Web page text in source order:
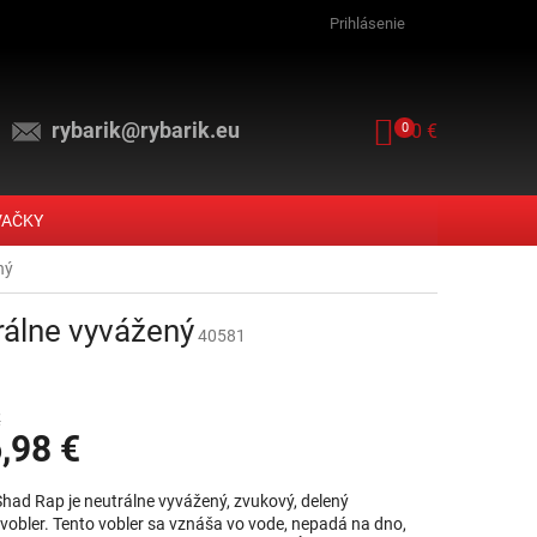
Prihlásenie
rybarik@rybarik.eu NÁKUPNÝ
0 €
0
vyvážený40581
€
cena:
Rap je neutrálne vyvážený, zvukový, delený
Tento vobler sa vznáša vo vode, nepadá na dno,